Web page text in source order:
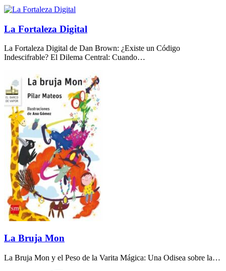
La Fortaleza Digital
La Fortaleza Digital de Dan Brown: ¿Existe un Código
Indescifrable? El Dilema Central: Cuando…
La Bruja Mon
La Bruja Mon y el Peso de la Varita Mágica: Una Odisea sobre la…